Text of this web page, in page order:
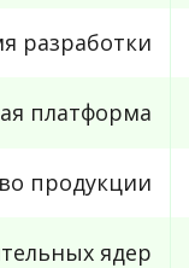
разработки
платформа
продукции
ядер